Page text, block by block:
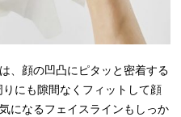
、顔の凹凸にピタッと密着する
にも隙間なくフィットして顔
になるフェイスラインもしっか